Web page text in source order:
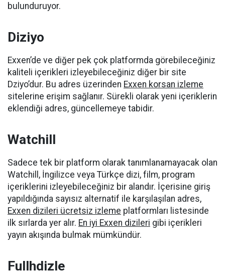
bulunduruyor.
Diziyo
Exxen’de ve diğer pek çok platformda görebileceğiniz
kaliteli içerikleri izleyebileceğiniz diğer bir site
Dziyo’dur. Bu adres üzerinden Exxen korsan izleme
sitelerine erişim sağlanır. Sürekli olarak yeni içeriklerin
eklendiği adres, güncellemeye tabidir.
Watchill
Sadece tek bir platform olarak tanımlanamayacak olan
Watchill, İngilizce veya Türkçe dizi, film, program
içeriklerini izleyebileceğiniz bir alandır. İçerisine giriş
yapıldığında sayısız alternatif ile karşılaşılan adres,
Exxen dizileri ücretsiz izleme platformları listesinde
ilk sırlarda yer alır. En iyi Exxen dizileri gibi içerikleri
yayın akışında bulmak mümkündür.
Fullhdizle